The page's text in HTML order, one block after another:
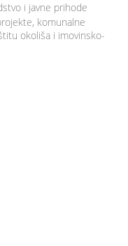
i javne prihode
komunalne
okoliša i imovinsko-